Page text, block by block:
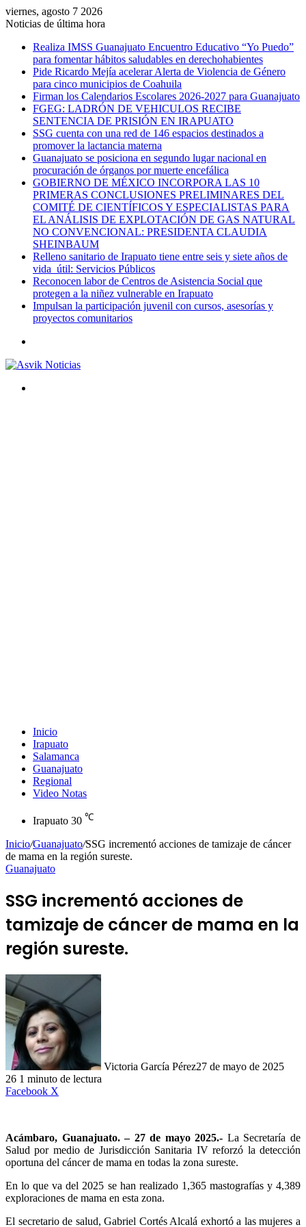
viernes, agosto 7 2026
Noticias de última hora
Realiza IMSS Guanajuato Encuentro Educativo “Yo Puedo”
para fomentar hábitos saludables en derechohabientes
Pide Ricardo Mejía acelerar Alerta de Violencia de Género
para cinco municipios de Coahuila
Firman los Calendarios Escolares 2026-2027 para Guanajuato
FGEG: LADRÓN DE VEHICULOS RECIBE
SENTENCIA DE PRISIÓN EN IRAPUATO
SSG cuenta con una red de 146 espacios destinados a
promover la lactancia materna
Guanajuato se posiciona en segundo lugar nacional en
procuración de órganos por muerte encefálica
GOBIERNO DE MÉXICO INCORPORA LAS 10
PRIMERAS CONCLUSIONES PRELIMINARES DEL
COMITÉ DE CIENTÍFICOS Y ESPECIALISTAS PARA
EL ANÁLISIS DE EXPLOTACIÓN DE GAS NATURAL
NO CONVENCIONAL: PRESIDENTA CLAUDIA
SHEINBAUM
Relleno sanitario de Irapuato tiene entre seis y siete años de
vida útil: Servicios Públicos
Reconocen labor de Centros de Asistencia Social que
protegen a la niñez vulnerable en Irapuato
Impulsan la participación juvenil con cursos, asesorías y
proyectos comunitarios
Inicio
Irapuato
Salamanca
Guanajuato
Regional
Video Notas
Irapuato 30 ℃
Inicio/Guanajuato/SSG incrementó acciones de tamizaje de cáncer
de mama en la región sureste.
Guanajuato
SSG incrementó acciones de
tamizaje de cáncer de mama en la
región sureste.
Victoria García Pérez27 de mayo de 2025
26 1 minuto de lectura
Facebook X
Acámbaro, Guanajuato. – 27 de mayo 2025.- La Secretaría de
Salud por medio de Jurisdicción Sanitaria IV reforzó la detección
oportuna del cáncer de mama en todas la zona sureste.
En lo que va del 2025 se han realizado 1,365 mastografías y 4,389
exploraciones de mama en esta zona.
El secretario de salud, Gabriel Cortés Alcalá exhortó a las mujeres a